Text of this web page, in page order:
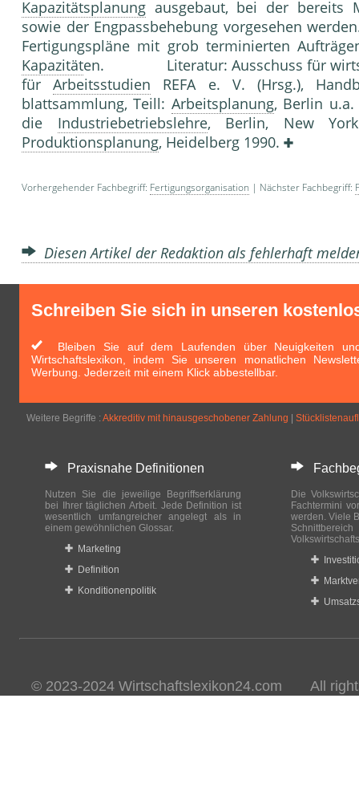
Kapazitätsplanung ausgebaut, bei der bereits
sowie der Engpassbehebung vorgesehen
Fertigungspläne mit grob terminierten
Kapazitäten. Literatur: Ausschuss für
fürArbeitsstudien REFA e. V. (Hrsg.),
blattsammlung, Teill: Arbeitsplanung, Berlin u.a.
die Industriebetriebslehre, Berlin, New
Produktionsplanung, Heidelberg 1990.
Vorhergehender Fachbegriff: Fertigungsorganisation | Nächster Fachbegriff:
Diesen Artikel der Redaktion als fehlerhaft
Schreiben Sie sich in unseren
Bleiben Sie auf dem Laufenden über Neuigkeiten
Wirtschaftslexikon, indem Sie unseren monatlichen
Werbung. Jederzeit mit einem Klick abbestellbar.
Weitere Begriffe : Akkreditiv mit hinausgeschobener Zahlung
Praxisnahe Definitionen
Nutzen Sie die jeweilige Begriffserklärung
bei Ihrer täglichen Arbeit. Jede Definition ist
wesentlich umfangreicher angelegt als in
einem gewöhnlichen Glossar.
Marketing
Definition
Konditionenpolitik
Die
Fachtermini
werden. Viele
© 2023-2024 Wirtschaftslexikon24.com All